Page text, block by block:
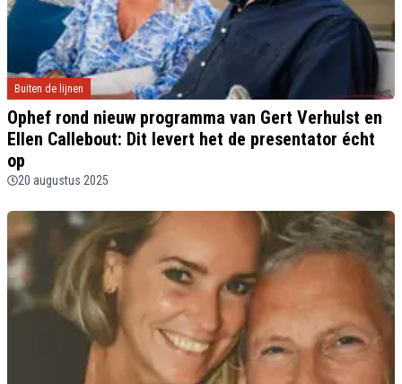
Buiten de lijnen
Ophef rond nieuw programma van Gert Verhulst en
Ellen Callebout: Dit levert het de presentator écht
op
20 augustus 2025